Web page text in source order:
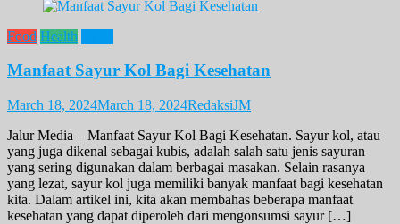
Food Health
Manfaat Sayur Kol Bagi Kesehatan
March 18, 2024March 18, 2024RedaksiJM
Jalur Media – Manfaat Sayur Kol Bagi Kesehatan. Sayur kol, atau
yang juga dikenal sebagai kubis, adalah salah satu jenis sayuran
yang sering digunakan dalam berbagai masakan. Selain rasanya
yang lezat, sayur kol juga memiliki banyak manfaat bagi kesehatan
kita. Dalam artikel ini, kita akan membahas beberapa manfaat
kesehatan yang dapat diperoleh dari mengonsumsi sayur […]